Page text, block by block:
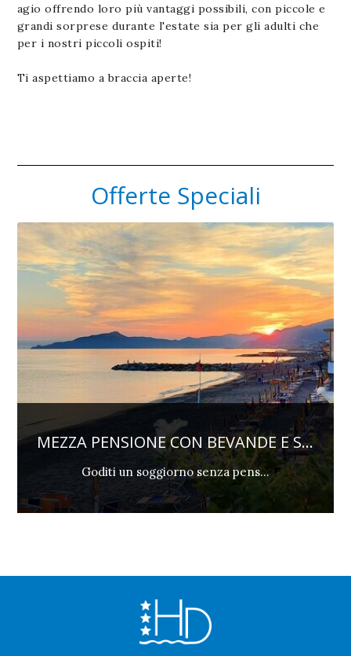
agio offrendo loro più vantaggi possibili, con piccole e
grandi sorprese durante l'estate sia per gli adulti che
per i nostri piccoli ospiti!
Ti aspettiamo a braccia aperte!
Offerte Speciali
MEZZA PENSIONE CON BEVANDE E S...
Goditi un soggiorno senza pens...